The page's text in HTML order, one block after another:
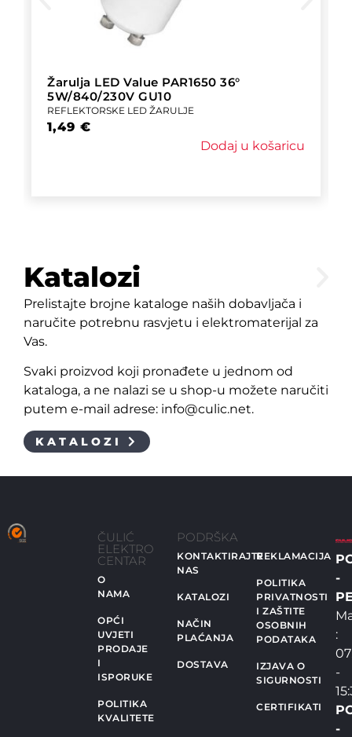
Žarulja LED Value PAR1650 36°
5W/840/230V GU10
REFLEKTORSKE LED ŽARULJE
1,49 €
Dodaj u košaricu
Katalozi
Prelistajte brojne kataloge naših dobavljača i
naručite potrebnu rasvjetu i elektromaterijal za
Vas.
Svaki proizvod koji pronađete u jednom od
kataloga, a ne nalazi se u shop-u možete naručiti
putem e-mail adrese: info@culic.net.
KATALOZI
ČULIĆ
ELEKTRO
CENTAR
O
NAMA
OPĆI
UVJETI
PRODAJE
I
ISPORUKE
POLITIKA
KVALITETE
PODRŠKA
KONTAKTIRAJTE
NAS
KATALOZI
NAČIN
PLAĆANJA
DOSTAVA
REKLAMACIJA
POLITIKA
PRIVATNOSTI
I ZAŠTITE
OSOBNIH
PODATAKA
IZJAVA O
SIGURNOSTI
CERTIFIKATI
-
:
-
-